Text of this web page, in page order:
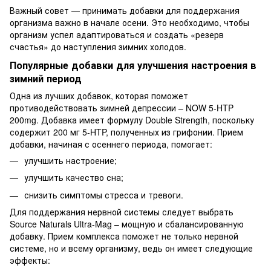
Важный совет — принимать добавки для поддержания
организма важно в начале осени. Это необходимо, чтобы
организм успел адаптироваться и создать «резерв
счастья» до наступления зимних холодов.
Популярные добавки для улучшения настроения в
зимний период
Одна из лучших добавок, которая поможет
противодействовать зимней депрессии – NOW 5‑HTP
200mg. Добавка имеет формулу Double Strength, поскольку
содержит 200 мг 5-HTP, полученных из грифонии. Прием
добавки, начиная с осеннего периода, помогает:
улучшить настроение;
улучшить качество сна;
снизить симптомы стресса и тревоги.
Для поддержания нервной системы следует выбрать
Source Naturals Ultra-Mag – мощную и сбалансированную
добавку. Прием комплекса поможет не только нервной
системе, но и всему организму, ведь он имеет следующие
эффекты: